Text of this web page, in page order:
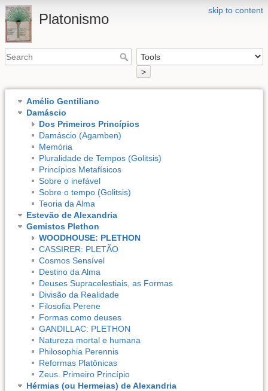
skip to content
Platonismo
>
Amélio Gentiliano
Damáscio
Dos Primeiros Princípios
Damáscio (Agamben)
Memória
Pluralidade de Tempos (Golitsis)
Princípios Metafísicos
Sobre o inefável
Sobre o tempo (Golitsis)
Teoria da Alma
Estevão de Alexandria
Gemistos Plethon
WOODHOUSE: PLETHON
CASSIRER: PLETÃO
Cosmos Sensível
Destino da Alma
Deuses Supracelestiais, as Formas
Divisão da Realidade
Filosofia Perene
Formas como deuses
GANDILLAC: PLETHON
Natureza mortal e humana
Philosophia Perennis
Reformas Platônicas
Zeus. Primeiro Princípio
Hérmias (ou Hermeias) de Alexandria